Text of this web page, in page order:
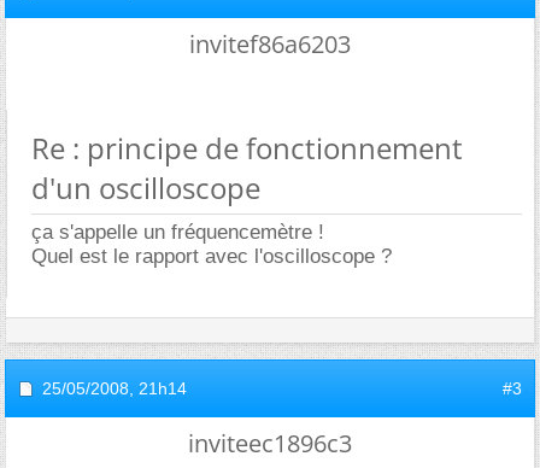
invitef86a6203
Re : principe de fonctionnement
d'un oscilloscope
ça s'appelle un fréquencemètre !
Quel est le rapport avec l'oscilloscope ?
25/05/2008, 21h14 #3
inviteec1896c3